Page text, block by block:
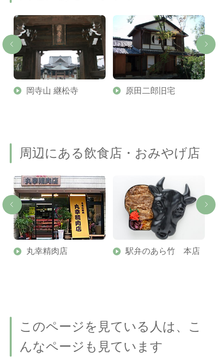
岡寺山 継松寺 原田二郎旧宅
周辺にある飲食店・おみやげ店
丸幸精肉店 駅弁のあら竹 本店
このページを見ている人は、こ
んなページも見ています